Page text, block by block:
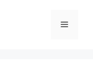
Menu